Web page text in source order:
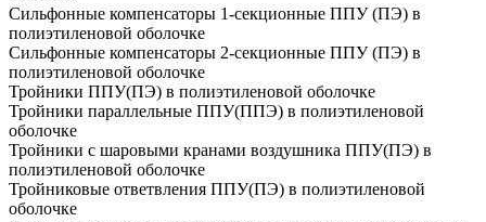
Сильфонные компенсаторы 1-секционные ППУ (ПЭ) в
полиэтиленовой оболочке
Сильфонные компенсаторы 2-секционные ППУ (ПЭ) в
полиэтиленовой оболочке
Тройники ППУ(ПЭ) в полиэтиленовой оболочке
Тройники параллельные ППУ(ППЭ) в полиэтиленовой
оболочке
Тройники с шаровыми кранами воздушника ППУ(ПЭ) в
полиэтиленовой оболочке
Тройниковые ответвления ППУ(ПЭ) в полиэтиленовой
оболочке